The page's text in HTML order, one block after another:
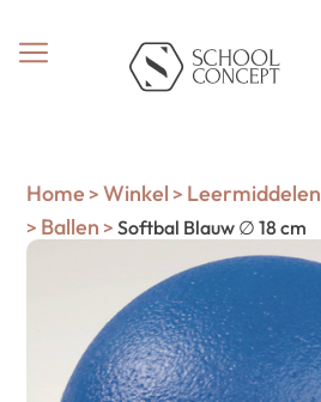
Home > Winkel > Leermiddelen
> Ballen > Softbal Blauw ∅ 18 cm